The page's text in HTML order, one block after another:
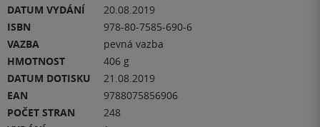
DATUM VYDÁNÍ
20.08.2019
ISBN
978-80-7585-690-6
VAZBA
pevná vazba
HMOTNOST
406 g
DATUM DOTISKU
21.08.2019
EAN
9788075856906
POČET STRAN
248